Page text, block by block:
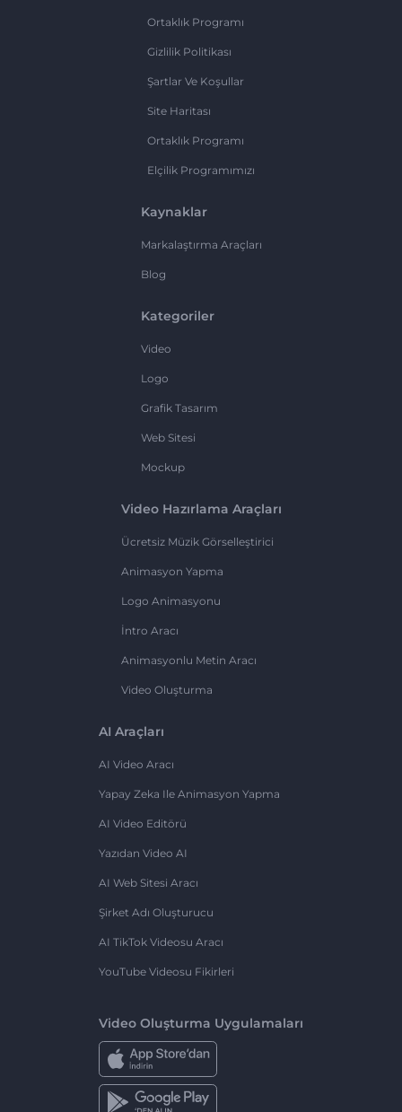
Ortaklık Programı
Gizlilik Politikası
Şartlar Ve Koşullar
Site Haritası
Ortaklık Programı
Elçilik Programımızı
Kaynaklar
Markalaştırma Araçları
Blog
Kategoriler
Video
Logo
Grafik Tasarım
Web Sitesi
Mockup
Video Hazırlama Araçları
Ücretsiz Müzik Görselleştirici
Animasyon Yapma
Logo Animasyonu
İntro Aracı
Animasyonlu Metin Aracı
Video Oluşturma
AI Araçları
AI Video Aracı
Yapay Zeka Ile Animasyon Yapma
AI Video Editörü
Yazıdan Video AI
AI Web Sitesi Aracı
Şirket Adı Oluşturucu
AI TikTok Videosu Aracı
YouTube Videosu Fikirleri
Video Oluşturma Uygulamaları